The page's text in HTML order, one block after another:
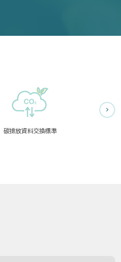
碳排放資料交換標準